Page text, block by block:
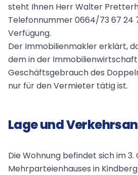
steht Ihnen Herr Walter
Telefonnummer 0664/73 67 24
Verfügung.
Der Immobilienmakler erklärt,
dem in der
Geschäftsgebrauch des
nur für den Vermieter tätig ist.
Lage und
Die Wohnung befindet sich im
Mehrparteienhauses in